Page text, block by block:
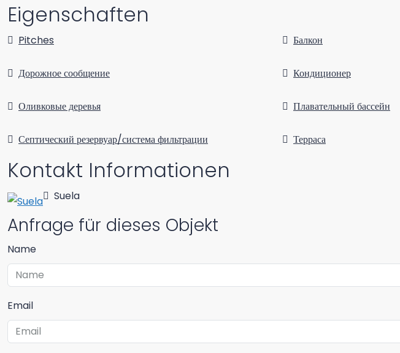
Eigenschaften
Pitches Балкон
Дорожное сообщение Кондиционер
Оливковые деревья Плавательный бассейн
Септический резервуар/система фильтрации Терраса
Kontakt Informationen
Suela
Anfrage für dieses Objekt
Name
Email